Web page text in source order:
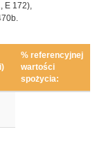
E 172),
% referencyjnej
wartości
spożycia: